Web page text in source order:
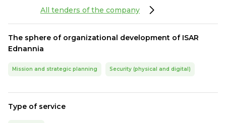
All tenders of the company
The sphere of organizational development of ISAR
Ednannia
Mission and strategic planning Security (physical and digital)
Type of service